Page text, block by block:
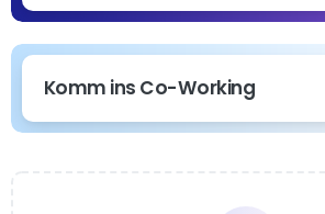
Komm ins Co-Working